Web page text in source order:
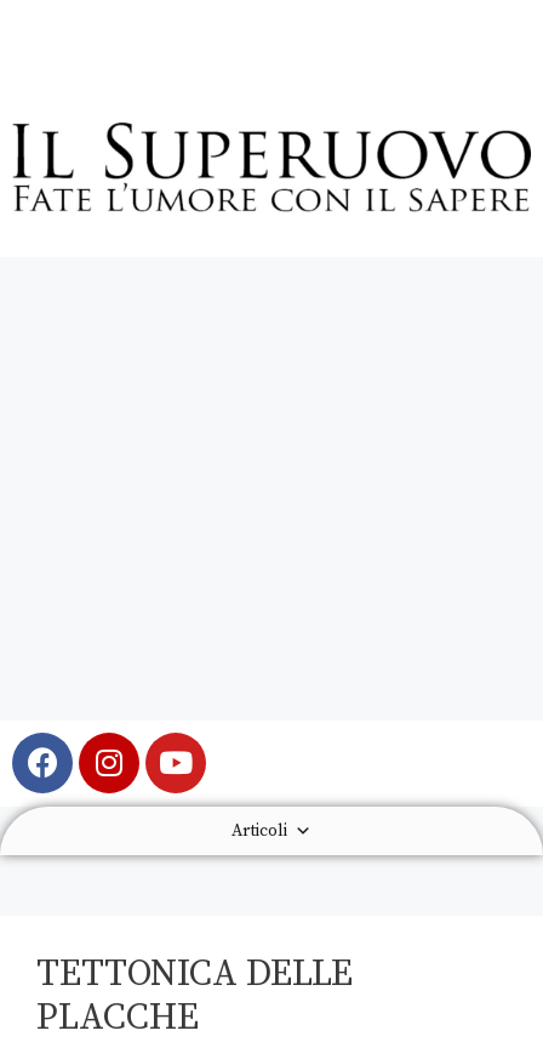
Articoli
TETTONICA DELLE
PLACCHE